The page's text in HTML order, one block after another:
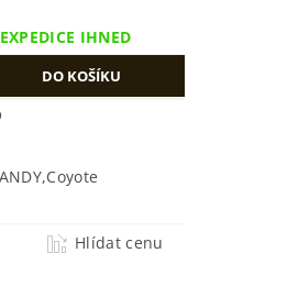
IHNED
,Coyote
Hlídat cenu